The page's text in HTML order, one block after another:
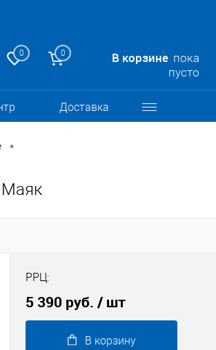
0 0 В корзине пока
пусто
Доставка
•
Маяк
РРЦ:
5 390 руб. / шт
В корзину